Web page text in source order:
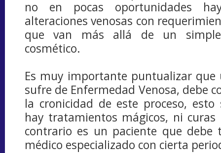
no en pocas oportunidades
alteraciones venosas con
que van más allá de un simple
cosmético.
Es muy importante puntualizar que
sufre de Enfermedad Venosa, debe
la cronicidad de este proceso,
hay tratamientos mágicos, ni curas
contrario es un paciente que debe
médico especializado con cierta